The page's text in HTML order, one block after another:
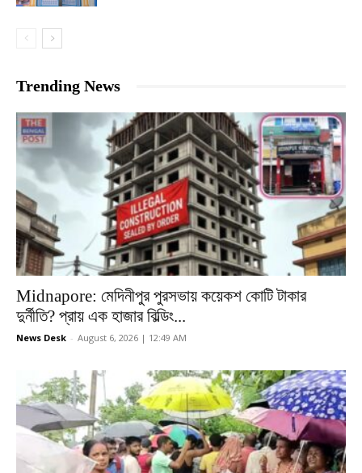
Trending News
Midnapore: মেদিনীপুর পুরসভায় কয়েকশ কোটি টাকার
দুর্নীতি? প্রায় এক হাজার বিল্ডিং...
News Desk - August 6, 2026 | 12:49 AM